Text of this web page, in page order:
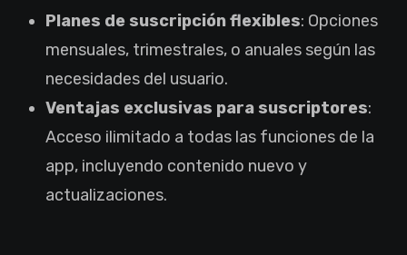
Planes de suscripción flexibles: Opciones
mensuales, trimestrales, o anuales según las
necesidades del usuario.
Ventajas exclusivas para suscriptores:
Acceso ilimitado a todas las funciones de la
app, incluyendo contenido nuevo y
actualizaciones.